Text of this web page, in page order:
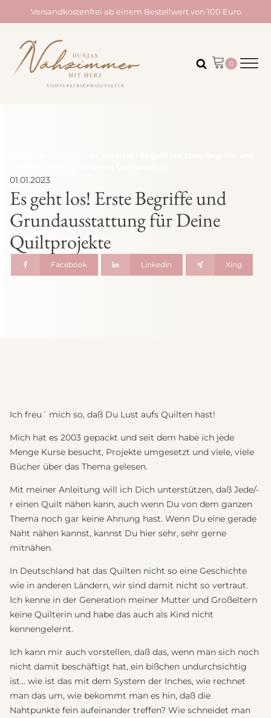
Versandkostenfrei ab einem Bestellwert von 100 Euro
01.01.2023
Es geht los! Erste Begriffe und
Grundausstattung für Deine
Quiltprojekte
Facebook Linkedin Xing
Ich freu´ mich so, daß Du Lust aufs Quilten hast!
Mich hat es 2003 gepackt und seit dem habe ich jede
Menge Kurse besucht, Projekte umgesetzt und viele, viele
Bücher über das Thema gelesen.
Mit meiner Anleitung will ich Dich unterstützen, daß Jede/-
r einen Quilt nähen kann, auch wenn Du von dem ganzen
Thema noch gar keine Ahnung hast. Wenn Du eine gerade
Naht nähen kannst, kannst Du hier sehr, sehr gerne
mitnähen.
In Deutschland hat das Quilten nicht so eine Geschichte
wie in anderen Ländern, wir sind damit nicht so vertraut.
Ich kenne in der Generation meiner Mutter und Großeltern
keine Quilterin und habe das auch als Kind nicht
kennengelernt.
Ich kann mir auch vorstellen, daß das, wenn man sich noch
nicht damit beschäftigt hat, ein bißchen undurchsichtig
ist… wie ist das mit dem System der Inches, wie rechnet
man das um, wie bekommt man es hin, daß die
Nahtpunkte fein aufeinander treffen? Wie schneidet man